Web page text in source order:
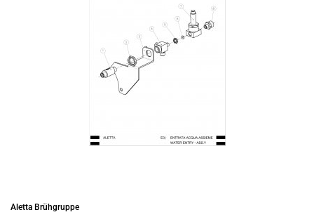
Aletta Brühgruppe